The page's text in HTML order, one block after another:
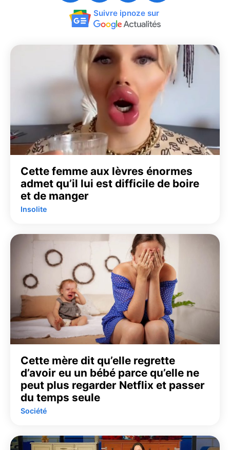
Suivre ipnoze sur
Cette femme aux lèvres énormes
admet qu’il lui est difficile de boire
et de manger
Insolite
Cette mère dit qu’elle regrette
d’avoir eu un bébé parce qu’elle ne
peut plus regarder Netflix et passer
du temps seule
Société